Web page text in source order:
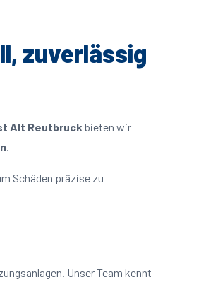
zuverlässig
Alt Reutbruck bieten wir
.
Schäden präzise zu
Unser Team kennt